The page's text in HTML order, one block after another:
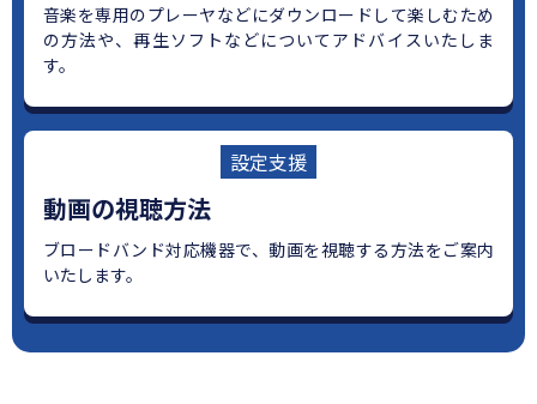
音楽を専用のプレーヤなどにダウンロードして楽しむため
の方法や、再生ソフトなどについてアドバイスいたしま
す。
設定支援
動画の視聴方法
ブロードバンド対応機器で、動画を視聴する方法をご案内
いたします。